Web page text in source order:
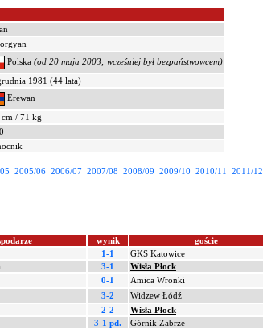
Polska (od 20 maja 2003; wcześniej był bezpaństwowcem)
1981 (44 lata)
Erewan
cm / 71 kg
2005/06 2006/07 2007/08 2008/09 2009/10 2010/11 2011/12
wynik goście
1-1 GKS Katowice
3-1 Wisła Płock
0-1 Amica Wronki
3-2 Widzew Łódź
2-2 Wisła Płock
3-1 pd. Górnik Zabrze